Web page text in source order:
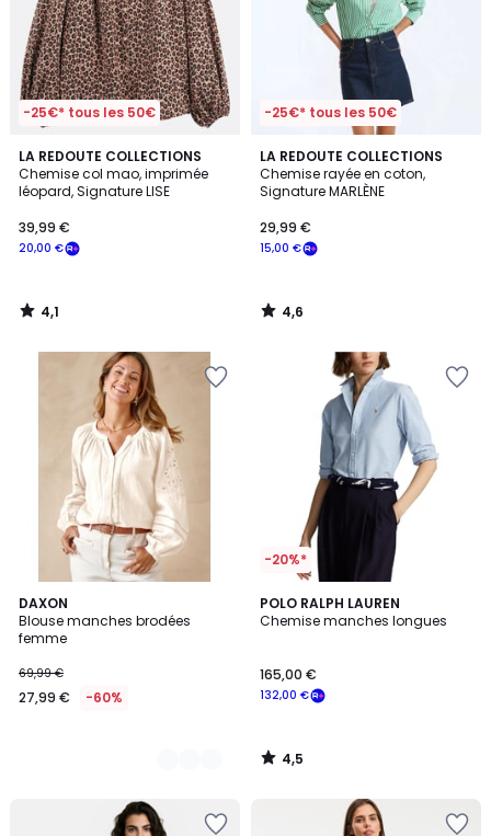
-25€* tous les 50€
LA REDOUTE COLLECTIONS
Chemise col mao, imprimée
léopard, Signature LISE
20,00 €
39,99 €
4,1
/ 5
4,1
/
-25€* tous les 50€
LA REDOUTE COLLECTIONS
Chemise rayée en coton,
Signature MARLÈNE
15,00 €
29,99 €
4,6
/ 5
4,6
/
DAXON
Blouse manches brodées
femme
69,99 €
27,99 € -60%
3
Couleurs
-20%*
POLO RALPH LAUREN
Chemise manches longues
132,00 €
165,00 €
4,5
/ 5
4,5
/